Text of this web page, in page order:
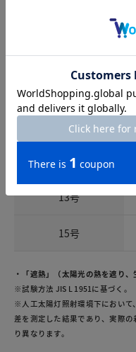
サイズ
7号
9号
11号
13号
15号
・「遮熱」（太陽光の熱を遮り
※試験方法 JIS L 1951に基づく。
※人工太陽灯照射環境下において
差を測定した結果であり、実際
り異なります。